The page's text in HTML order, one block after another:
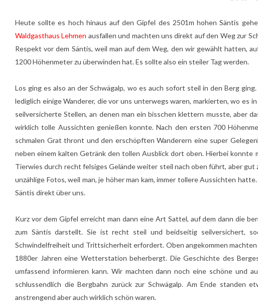
Heute sollte es hoch hinaus auf den Gipfel des 2501m hohen Säntis
Waldgasthaus Lehmen ausfallen und machten uns direkt auf den Weg zur
Respekt vor dem Säntis, weil man auf dem Weg, den wir gewählt hatten,
1200 Höhenmeter zu überwinden hat. Es sollte also ein steiler Tag werden.
Los ging es also an der Schwägalp, wo es auch sofort steil in den Berg
lediglich einige Wanderer, die vor uns unterwegs waren, markierten, wo
seilversicherte Stellen, an denen man ein bisschen klettern musste, aber
wirklich tolle Aussichten genießen konnte. Nach den ersten 700
schmalen Grat thront und den erschöpften Wanderern eine super
neben einem kalten Getränk den tollen Ausblick dort oben. Hierbei
Tierwies durch recht felsiges Gelände weiter steil nach oben führt, aber
unzählige Fotos, weil man, je höher man kam, immer tollere Aussichten
Säntis direkt über uns.
Kurz vor dem Gipfel erreicht man dann eine Art Sattel, auf dem dann die
zum Säntis darstellt. Sie ist recht steil und beidseitig seilversichert,
Schwindelfreiheit und Trittsicherheit erfordert. Oben angekommen
1880er Jahren eine Wetterstation beherbergt. Die Geschichte des
umfassend informieren kann. Wir machten dann noch eine schöne und
schlussendlich die Bergbahn zurück zur Schwägalp. Am Ende
anstrengend aber auch wirklich schön waren.